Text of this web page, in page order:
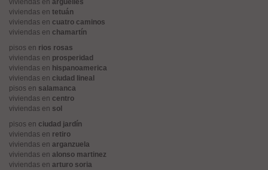
viviendas en argüelles
viviendas en tetuán
viviendas en cuatro caminos
viviendas en chamartín
pisos en rios rosas
viviendas en prosperidad
viviendas en hispanoamerica
viviendas en ciudad lineal
pisos en salamanca
viviendas en centro
viviendas en sol
pisos en ciudad jardín
viviendas en retiro
viviendas en arganzuela
viviendas en alonso martinez
viviendas en arturo soria